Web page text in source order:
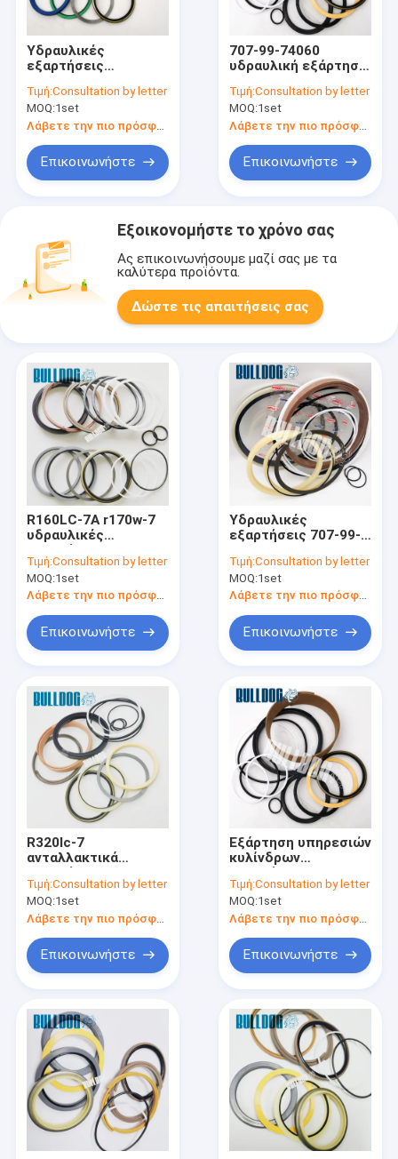
Αρχική Σελίδα
Προϊόντα
Σχετικά με εμάς
Υδραυλικές
εξαρτήσεις
κυλίνδρων κλίσης
και πισσών 707-99-
64520
εξαρτήσεων
σφραγίδων wd600-1
Τιμή:Consultation by letter
MOQ:1set
Λάβετε την πιο πρόσφατη τιμή
Επικοινωνήστε
707-99-74060
υδραυλική εξάρτηση
KOMATSU
μπουλντόζων
εξαρτήσεων D375A-
επανοικοδομήσεων
κυλίνδρων
Τιμή:Consultation by letter
MOQ:1set
Επικοινωνήστε
Εξοικονομήστε το χρόνο σας
Ας επικοινωνήσουμε μαζί σας με τα
καλύτερα προϊόντα.
Δώστε τις απαιτήσεις σας
R160LC-7A r170w-7
υδραυλικές
20430
επανοικοδομήσεων
κυλίνδρων
εκσκαφέων
Τιμή:Consultation by letter
MOQ:1set
Λάβετε την πιο πρόσφατη τιμή
Επικοινωνήστε
Υδραυλικές
εξαρτήσεις 707-99-
επανοικοδομήσεων
κυλίνδρων
απορρίψεων για
wa900-3 ροδών
Τιμή:Consultation by letter
MOQ:1set
Λάβετε την πιο πρόσφατη τιμή
Επικοινωνήστε
R320lc-7
ανταλλακτικά
21100 Hyundai
σφραγίδων
κυλίνδρων
εκσκαφέων
Τιμή:Consultation by letter
MOQ:1set
Λάβετε την πιο πρόσφατη τιμή
Επικοινωνήστε
Εξάρτηση υπηρεσιών
κυλίνδρων
77400 σφραγίδων
κυλίνδρων κλίσης
σκαριφιστήρων
Τιμή:Consultation by letter
MOQ:1set
Επικοινωνήστε